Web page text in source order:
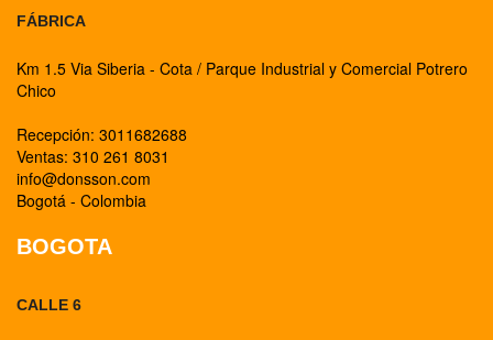
FÁBRICA
Km 1.5 Via Siberia - Cota / Parque Industrial y Comercial Potrero
Chico
Recepción: 3011682688
Ventas: 310 261 8031
info@donsson.com
Bogotá - Colombia
BOGOTA
CALLE 6